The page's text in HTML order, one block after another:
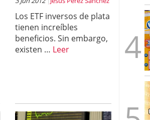
Los ETF inversos de plata
tienen increíbles
beneficios. Sin embargo,
existen … Leer